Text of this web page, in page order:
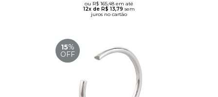
ou R$ 165,48 em até
12x de R$ 13,79 sem
juros no cartão
15%
OFF